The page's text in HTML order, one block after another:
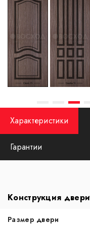
Характеристики
Гарантии
Конструкция двери
Размер двери